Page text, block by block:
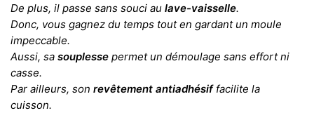
De plus, il passe sans souci au lave-vaisselle.
Donc, vous gagnez du temps tout en gardant un moule
impeccable.
Aussi, sa souplesse permet un démoulage sans effort ni
casse.
Par ailleurs, son revêtement antiadhésiffacilite la
cuisson.